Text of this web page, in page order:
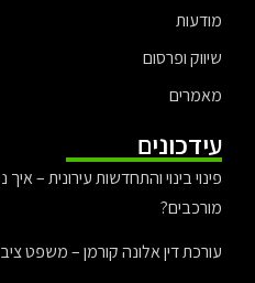
מודעות
שיווק ופרסום
מאמרים
עידכונים
פינוי בינוי והתחדשות עירונית –
מורכבים?
עורכת דין אלונה קורמן – משפט